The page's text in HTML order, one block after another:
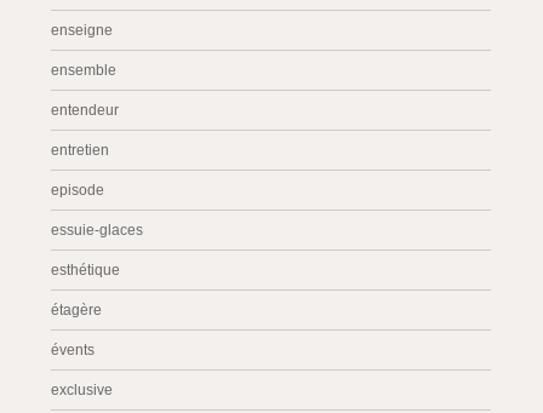
enseigne
ensemble
entendeur
entretien
episode
essuie-glaces
esthétique
étagère
évents
exclusive